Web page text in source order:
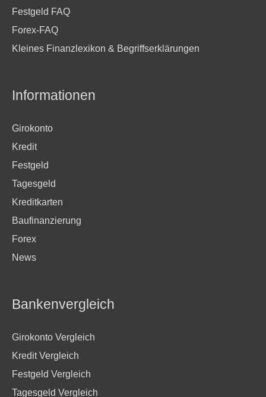
Festgeld FAQ
Forex-FAQ
Kleines Finanzlexikon & Begriffserklärungen
Informationen
Girokonto
Kredit
Festgeld
Tagesgeld
Kreditkarten
Baufinanzierung
Forex
News
Bankenvergleich
Girokonto Vergleich
Kredit Vergleich
Festgeld Vergleich
Tagesgeld Vergleich